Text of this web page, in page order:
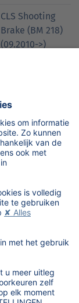
CLS Shooting
Brake (BM 218)
(09.2010->)
Taycan (Type
Y1A)(12.2019->)
Arona (KJ7)
(2017->)
(2018->)